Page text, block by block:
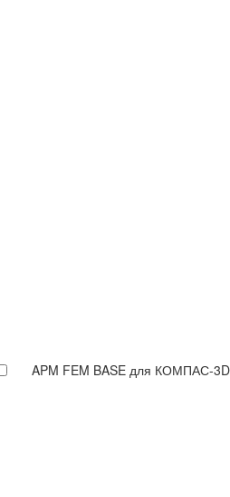
APM FEM BASE для КОМПАС-3D